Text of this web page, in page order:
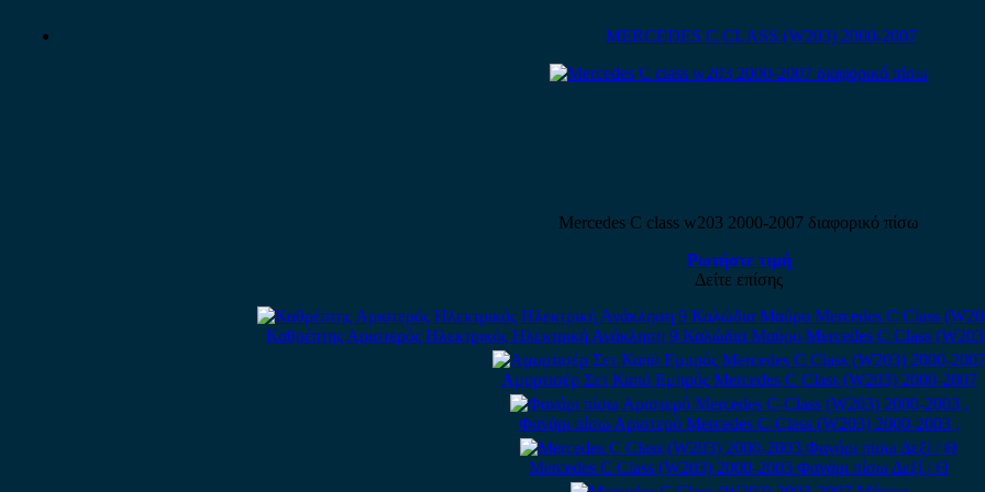
MERCEDES C CLASS (W203) 2000-2007
Mercedes C class w203 2000-2007 διαφορικό πίσω
Ρωτήστε τιμή
Δείτε επίσης
Καθρέπτης Αριστερός Ηλεκτρικός Ηλεκτρική Ανάκληση 9 Καλώδια Μαύρο Mercedes C Class
Αμορτισέρ Σετ Καπό Εμπρός Mercedes C Class (W203) 2000-2007
Φανάρι πίσω Αριστερό Mercedes C-Class (W203) 2000-2003 ,
Mercedes C Class (W203) 2000-2003 Φανάρι πίσω Δεξί / Θ